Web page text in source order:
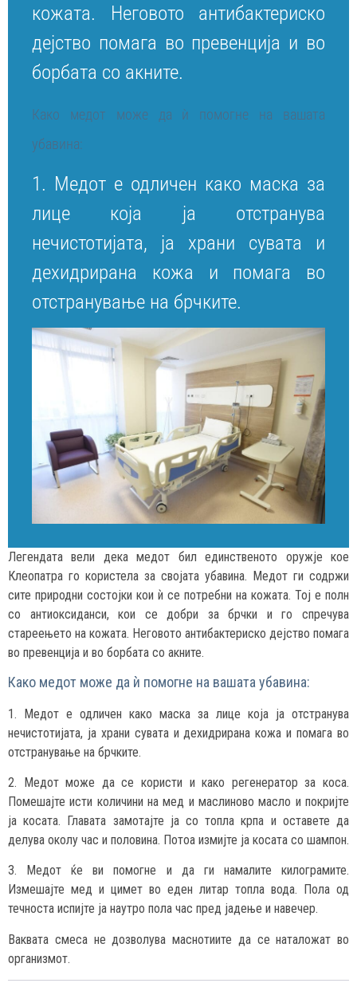
кожата. Неговото антибактериско
дејство помага во превенција и во
борбата со акните.
Како медот може да ѝ помогне на вашата
убавина:
1. Медот е одличен како маска за
лице која ја отстранува
нечистотијата, ја храни сувата и
дехидрирана кожа и помага во
отстранување на брчките.
Легендата вели дека медот бил единственото оружје кое
Клеопатра го користела за својата убавина. Медот ги содржи
сите природни состојки кои ѝ се потребни на кожата. Тој е полн
со антиоксиданси, кои се добри за брчки и го спречува
стареењето на кожата. Неговото антибактериско дејство помага
во превенција и во борбата со акните.
Како медот може да ѝ помогне на вашата убавина:
1. Медот е одличен како маска за лице која ја отстранува
нечистотијата, ја храни сувата и дехидрирана кожа и помага во
отстранување на брчките.
2. Медот може да се користи и како регенератор за коса.
Помешајте исти количини на мед и маслиново масло и покријте
ја косата. Главата замотајте ја со топла крпа и оставете да
делува околу час и половина. Потоа измијте ја косата со шампон.
3. Медот ќе ви помогне и да ги намалите килограмите.
Измешајте мед и цимет во еден литар топла вода. Пола од
течноста испијте ја наутро пола час пред јадење и навечер.
Ваквата смеса не дозволува маснотиите да се наталожат во
организмот.